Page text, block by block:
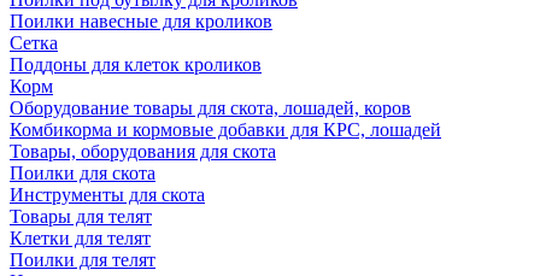
Поилки навесные для кроликов
Сетка
Поддоны для клеток кроликов
Корм
Оборудование товары для скота, лошадей, коров
Комбикорма и кормовые добавки для КРС, лошадей
Товары, оборудования для скота
Поилки для скота
Инструменты для скота
Товары для телят
Клетки для телят
Поилки для телят